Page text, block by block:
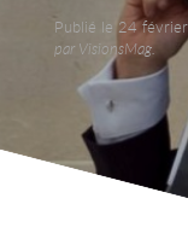
Publié le 24
par VisionsMag.